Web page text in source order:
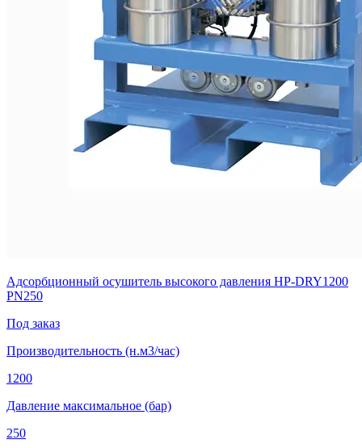
Адсорбционный осушитель высокого давления HP-DRY1200
PN250
Под заказ
Производительность (н.м3/час)
1200
Давление максимальное (бар)
250